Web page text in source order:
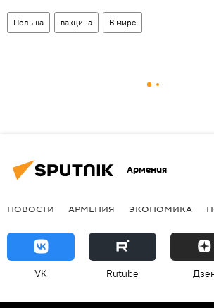
Польша вакцина В мире
Армения
НОВОСТИ АРМЕНИЯ ЭКОНОМИКА
VK Rutube